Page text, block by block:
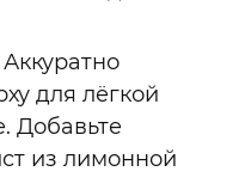
Аккуратно
для лёгкой
Добавьте
из лимонной